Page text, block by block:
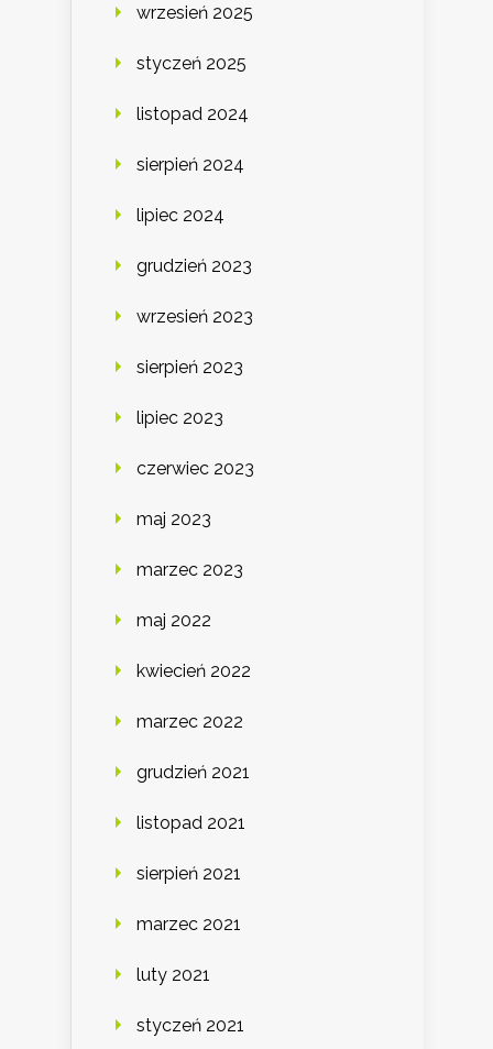
wrzesień 2025
styczeń 2025
listopad 2024
sierpień 2024
lipiec 2024
grudzień 2023
wrzesień 2023
sierpień 2023
lipiec 2023
czerwiec 2023
maj 2023
marzec 2023
maj 2022
kwiecień 2022
marzec 2022
grudzień 2021
listopad 2021
sierpień 2021
marzec 2021
luty 2021
styczeń 2021